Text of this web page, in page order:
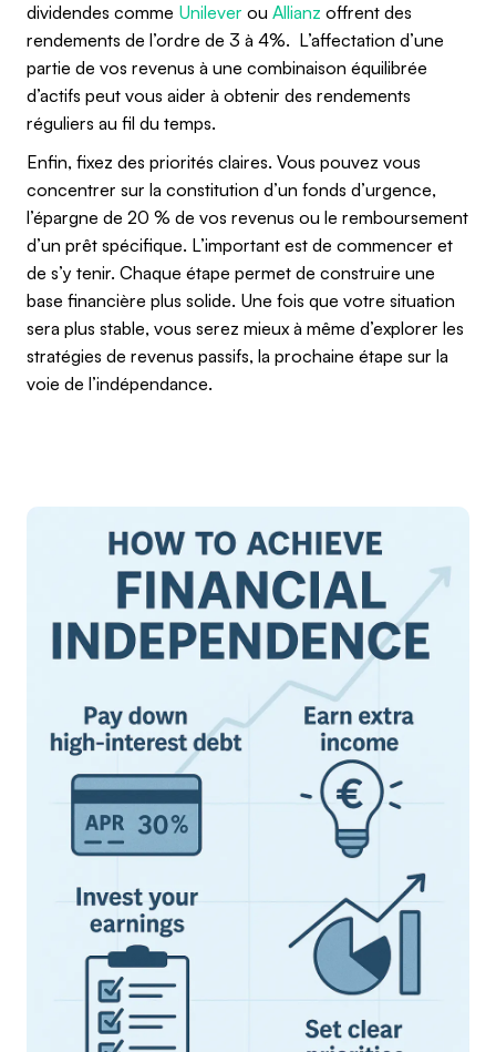
dividendes comme Unilever ou Allianz offrent des
rendements de l’ordre de 3 à 4%. L’affectation d’une
partie de vos revenus à une combinaison équilibrée
d’actifs peut vous aider à obtenir des rendements
réguliers au fil du temps.
Enfin, fixez des priorités claires. Vous pouvez vous
concentrer sur la constitution d’un fonds d’urgence,
l’épargne de 20 % de vos revenus ou le remboursement
d’un prêt spécifique. L’important est de commencer et
de s’y tenir. Chaque étape permet de construire une
base financière plus solide. Une fois que votre situation
sera plus stable, vous serez mieux à même d’explorer les
stratégies de revenus passifs, la prochaine étape sur la
voie de l’indépendance.